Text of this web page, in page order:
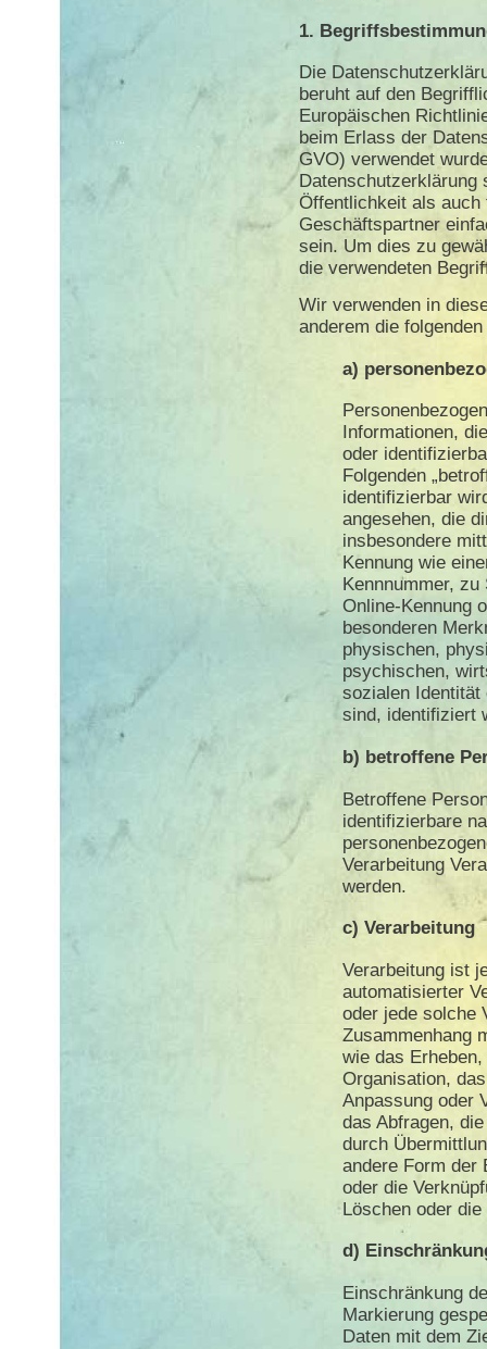
1.
Die
beruht auf den
Europäischen
beim Erlass der
GVO) verwendet
Datenschutzerklärung
Öffentlichkeit als auch
Geschäftspartner
sein. Um dies zu
die verwendeten
Wir verwenden in
anderem die
a)
Informationen,
oder
Folgenden
identifizierbar
angesehen, die
insbesondere
Kennung wie
Kennnummer,
Online-Kennung
besonderen
physischen,
psychischen,
sozialen Identität
sind, identifiziert
b) betroffene
Betroffene
identifizierbare
Verarbeitung
werden.
c) Verarbeitung
Verarbeitung ist
automatisierter
oder jede solche
Zusammenhang
wie das
Organisation,
Anpassung oder
das Abfragen,
durch
andere Form der
oder die
Löschen oder
d)
Einschränkung
Markierung
Daten mit dem